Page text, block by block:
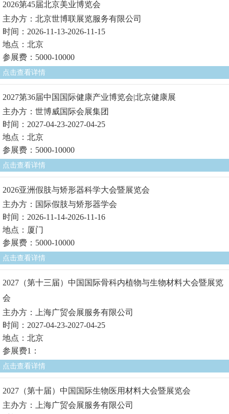
2026第45届北京美业博览会
主办方：北京世博联展览服务有限公司
时间：2026-11-13-2026-11-15
地点：北京
参展费：5000-10000
点击查看详情
2027第36届中国国际健康产业博览会|北京健康展
主办方：世博威国际会展集团
时间：2027-04-23-2027-04-25
地点：北京
参展费：5000-10000
点击查看详情
2026亚洲假肢与矫形器科学大会暨展览会
主办方：国际假肢与矫形器学会
时间：2026-11-14-2026-11-16
地点：厦门
参展费：5000-10000
点击查看详情
2027（第十三届）中国国际骨科内植物与生物材料大会暨展览
会
主办方：上海广贸会展服务有限公司
时间：2027-04-23-2027-04-25
地点：北京
参展费1：
点击查看详情
2027（第十届）中国国际生物医用材料大会暨展览会
主办方：上海广贸会展服务有限公司